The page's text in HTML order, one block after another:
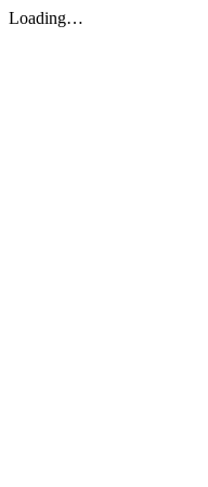
Loading…